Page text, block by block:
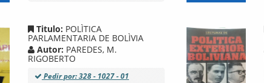
Titulo: POLÌTICA
PARLAMENTARIA DE BOLÌVIA
Autor: PAREDES, M.
RIGOBERTO
Pedir por: 328 - 1027 - 01